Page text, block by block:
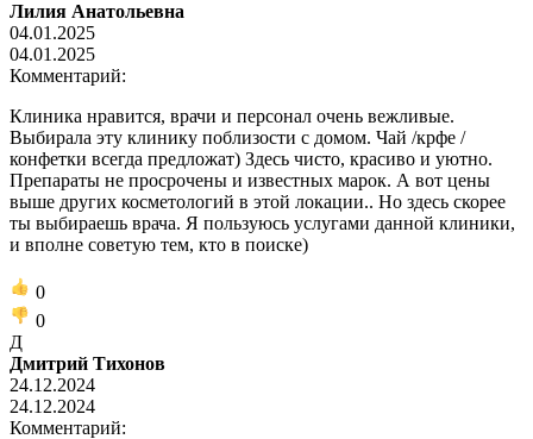
Лилия Анатольевна
04.01.2025
04.01.2025
Комментарий:
Клиника нравится, врачи и персонал очень вежливые.
Выбирала эту клинику поблизости с домом. Чай /крфе /
конфетки всегда предложат) Здесь чисто, красиво и уютно.
Препараты не просрочены и известных марок. А вот цены
выше других косметологий в этой локации.. Но здесь скорее
ты выбираешь врача. Я пользуюсь услугами данной клиники,
и вполне советую тем, кто в поиске)
0
0
Д
Дмитрий Тихонов
24.12.2024
24.12.2024
Комментарий: